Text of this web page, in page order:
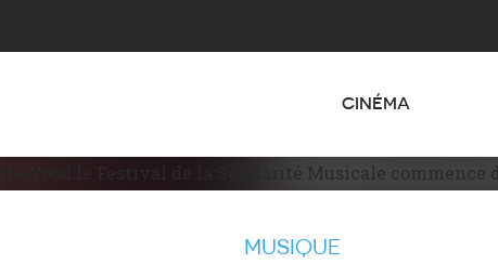
CINÉMA
MUSIQUE